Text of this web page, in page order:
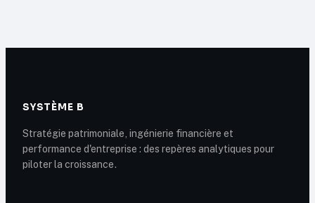
2025 ?
SYSTÈME B
Stratégie patrimoniale, ingénierie financière et
performance d'entreprise : des repères analytiques pour
piloter la croissance.